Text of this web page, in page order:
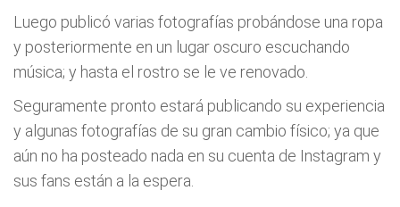
Luego publicó varias fotografías probándose una ropa
y posteriormente en un lugar oscuro escuchando
música; y hasta el rostro se le ve renovado.
Seguramente pronto estará publicando su experiencia
y algunas fotografías de su gran cambio físico; ya que
aún no ha posteado nada en su cuenta de Instagram y
sus fans están a la espera.